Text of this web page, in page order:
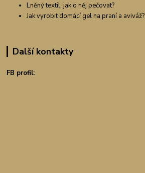
Lněný textil, jak o něj pečovat?
Jak vyrobit domácí gel na praní a aviváž?
Další kontakty
FB profil: